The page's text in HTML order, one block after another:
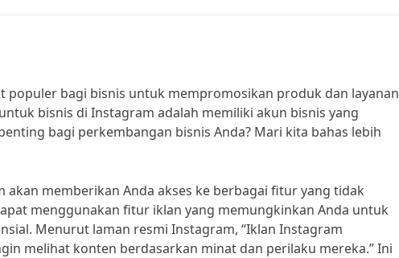
bagi bisnis untuk mempromosikan produk dan layanan
bisnis di Instagram adalah memiliki akun bisnis yang
bagi perkembangan bisnis Anda? Mari kita bahas lebih
memberikan Anda akses ke berbagai fitur yang tidak
menggunakan fitur iklan yang memungkinkan Anda untuk
Menurut laman resmi Instagram, “Iklan Instagram
melihat konten berdasarkan minat dan perilaku mereka.” Ini